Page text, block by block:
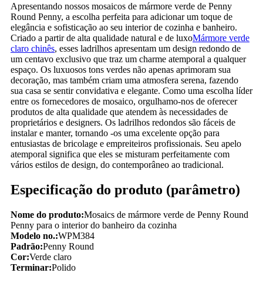
Apresentando nossos mosaicos de mármore verde de Penny
Round Penny, a escolha perfeita para adicionar um toque de
elegância e sofisticação ao seu interior de cozinha e banheiro.
Criado a partir de alta qualidade natural e de luxoMármore verde
claro chinês, esses ladrilhos apresentam um design redondo de
um centavo exclusivo que traz um charme atemporal a qualquer
espaço. Os luxuosos tons verdes não apenas aprimoram sua
decoração, mas também criam uma atmosfera serena, fazendo
sua casa se sentir convidativa e elegante. Como uma escolha líder
entre os fornecedores de mosaico, orgulhamo-nos de oferecer
produtos de alta qualidade que atendem às necessidades de
proprietários e designers. Os ladrilhos redondos são fáceis de
instalar e manter, tornando -os uma excelente opção para
entusiastas de bricolage e empreiteiros profissionais. Seu apelo
atemporal significa que eles se misturam perfeitamente com
vários estilos de design, do contemporâneo ao tradicional.
Especificação do produto (parâmetro)
Nome do produto:Mosaics de mármore verde de Penny Round
Penny para o interior do banheiro da cozinha
Modelo no.:WPM384
Padrão:Penny Round
Cor:Verde claro
Terminar:Polido